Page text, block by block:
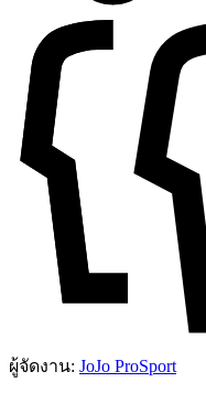
ผู้จัดงาน: JoJo​ ProSport​